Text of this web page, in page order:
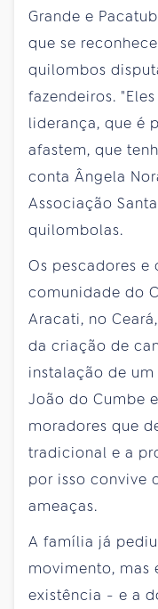
Grande e
que se
quilombos
fazendeiros.
liderança, que é
afastem, que
conta Ângela
Associação
quilombolas.
Os pescadores e
comunidade do
Aracati, no
da criação de
instalação de
João do Cumbe
moradores que
tradicional e a
por isso convive
ameaças.
A família já
movimento, mas
existência - e a